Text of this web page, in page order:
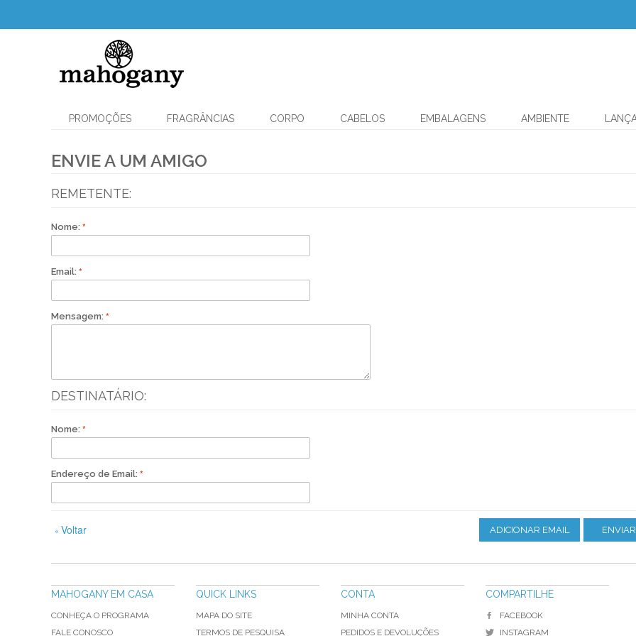
PROMOÇÕES FRAGRÂNCIAS CORPO CABELOS EMBALAGENS AMBIENTE
ENVIE A UM AMIGO
REMETENTE:
Nome:
Email:
Mensagem:
DESTINATÁRIO:
Nome:
Endereço de Email:
« Voltar ADICIONAR EMAIL
MAHOGANY EM CASA
CONHEÇA O PROGRAMA
FALE CONOSCO
QUICK LINKS
MAPA DO SITE
TERMOS DE PESQUISA
CONTA
MINHA CONTA
PEDIDOS E DEVOLUÇÕES
COMPARTILHE
FACEBOOK
INSTAGRAM